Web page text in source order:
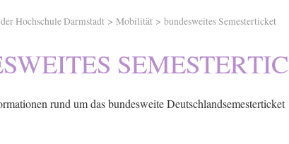
Hochschule Darmstadt> Mobilität> bundesweites Semesterticket
rund um das bundesweite Deutschlandsemesterticket